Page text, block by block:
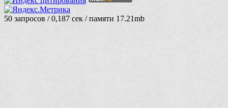
50 запросов / 0,187 сек / памяти 17.21mb